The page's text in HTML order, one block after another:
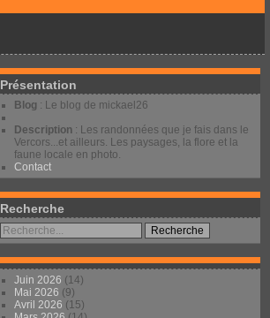
Présentation
Blog : Le blog de mickael26
Description : Les randonnées que je fais dans le
Vercors...et ailleurs. Les paysages, la flore et la
faune locale en photo.
Contact
Recherche
Juin 2026 (14)
Mai 2026 (9)
Avril 2026 (15)